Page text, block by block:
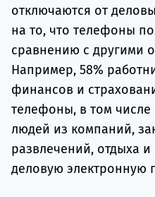
отключаются от
на то, что телефоны
сравнению с другими
Например, 58%
финансов и
телефоны, в том числе
людей из компаний,
развлечений, отдыха
деловую электронную